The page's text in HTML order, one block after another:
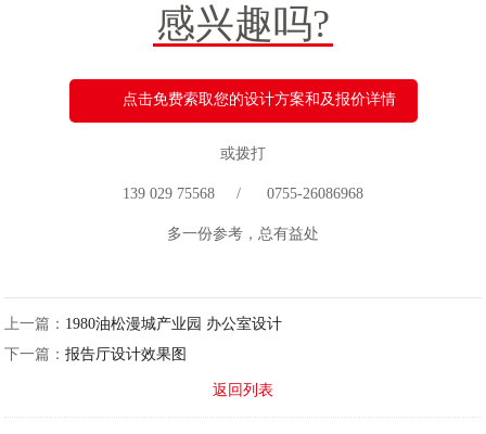
感兴趣吗?
点击免费索取您的设计方案和及报价详情
或拨打
139 029 75568 / 0755-26086968
多一份参考，总有益处
上一篇： 1980油松漫城产业园 办公室设计
下一篇：报告厅设计效果图
返回列表